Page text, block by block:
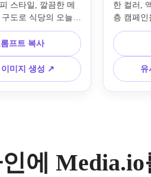
스타일, 깔끔한 메
도로 식당의 오늘의
는 식욕 돋우는 레스
터를 만드세요. 요
강조하고, 볼드 텍
레드와 골드 하이
심도, 소셜 친화적 프
고 무드를 사용하세
프트 복사
이미지 생성 ↗
한 컬러,
층 캠페
의 광고
지 넘치는
워크, 볼
나는 악센
한 포스
기 좋은
유
에 Media.io